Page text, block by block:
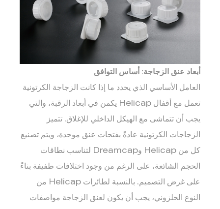
على
التكيف
اعتبارات
الإنتاج
والنقل
أبعاد عنق الزجاجة: أساس التوافق
العامل الأساسي الذي يحدد ما إذا كانت الزجاجة الكرتونية
تعمل مع أقفال Helicap يكمن في أبعاد الرقبة، والتي
يجب أن تتماشى مع الهيكل الداخلي للإغلاق. تتميز
الزجاجات الكرتونية عادةً بفتحات عنق موحدة، ويتم تصنيع
كل من Helicap وDreamcap لتناسب نطاقات
الحجم الشائعة، على الرغم من وجود اختلافات طفيفة بناءً
على غرض التصميم. بالنسبة لطائرات Helicap من
النوع الحلزوني، يجب أن يكون لعنق الزجاجة مواصفات